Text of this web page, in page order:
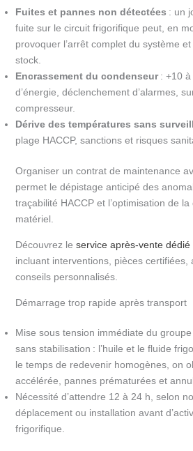
Fuites et pannes non détectées : un
fuite sur le circuit frigorifique peut, en
provoquer l’arrêt complet du système
stock.
Encrassement du condenseur: +10 à
d’énergie, déclenchement d’alarmes,
compresseur.
Dérive des températures sans
plage HACCP, sanctions et risques
Organiser un contrat de maintenance
permet le dépistage anticipé des
traçabilité HACCP et l’optimisation de
matériel.
Découvrez le service après-vente
incluant interventions, pièces certifiées,
conseils personnalisés.
Démarrage trop rapide après transport
Mise sous tension immédiate du
sans stabilisation : l’huile et le fluide
le temps de redevenir homogènes, on
accélérée, pannes prématurées et
Nécessité d’attendre 12 à 24 h, selon
déplacement ou installation avant
frigorifique.